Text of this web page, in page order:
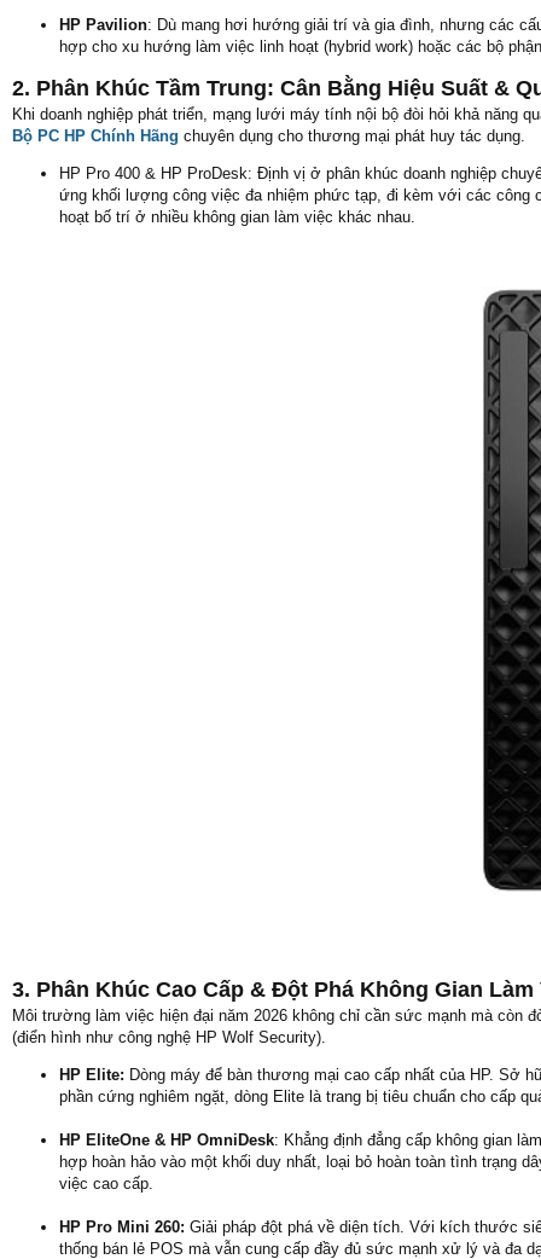
HP Pavilion: Dù mang hơi hướng giải trí và gia đình, nhưng các
hợp cho xu hướng làm việc linh hoạt (hybrid work) hoặc các bộ
2. Phân Khúc Tầm Trung: Cân Bằng Hiệu Suất &
Khi doanh nghiệp phát triển, mạng lưới máy tính nội bộ đòi hỏi khả năng
Bộ PC HP Chính Hãng chuyên dụng cho thương mại phát huy tác dụng.
HP Pro 400 & HP ProDesk: Định vị ở phân khúc doanh nghiệp
ứng khối lượng công việc đa nhiệm phức tạp, đi kèm với các công
hoạt bố trí ở nhiều không gian làm việc khác nhau.
3. Phân Khúc Cao Cấp & Đột Phá Không Gian Làm
Môi trường làm việc hiện đại năm 2026 không chỉ cần sức mạnh mà còn
(điển hình như công nghệ HP Wolf Security).
HP Elite: Dòng máy để bàn thương mại cao cấp nhất của HP. Sở
phần cứng nghiêm ngặt, dòng Elite là trang bị tiêu chuẩn cho cấp
HP EliteOne & HP OmniDesk: Khẳng định đẳng cấp không gian
hợp hoàn hảo vào một khối duy nhất, loại bỏ hoàn toàn tình trạng
việc cao cấp.
HP Pro Mini 260: Giải pháp đột phá về diện tích. Với kích thước
thống bán lẻ POS mà vẫn cung cấp đầy đủ sức mạnh xử lý và đa